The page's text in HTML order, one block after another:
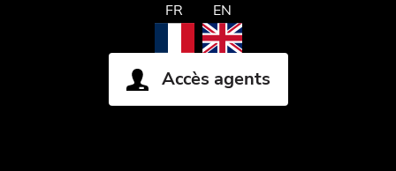
FR
EN
Accès agents